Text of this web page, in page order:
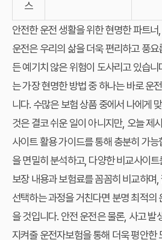
스
안전한 운전 생활을 위한 현명한 파트너
운전은 우리의 삶을 더욱 편리하고 풍
든 예기치 않은 위험이 도사리고 있습
는 가장 현명한 방법 중 하나는 바로운
니다. 수많은 보험 상품 중에서 나에게
것은 결코 쉬운 일이 아니지만, 오늘 제
사이트활용 가이드를 통해 충분히 가능
을 면밀히 분석하고, 다양한 비교사이
보장 내용과 보험료를 꼼꼼히 비교하며,
선택하는 과정을 거친다면 분명 최적의
을 것입니다. 안전 운전은 물론, 사고 발
지켜줄 운전자보험을 통해 더욱 평안한